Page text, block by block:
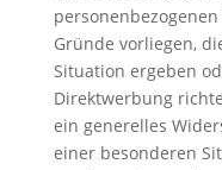
Gründe vorliegen,
Situation ergeben
Direktwerbung
ein generelles
einer besonderen